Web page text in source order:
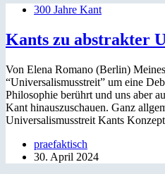
300 Jahre Kant
Kants zu abstrakter
Von Elena Romano (Berlin)
“Universalismusstreit” um eine
Philosophie berührt und uns aber
Kant hinauszuschauen. Ganz
Universalismusstreit Kants
praefaktisch
30. April 2024